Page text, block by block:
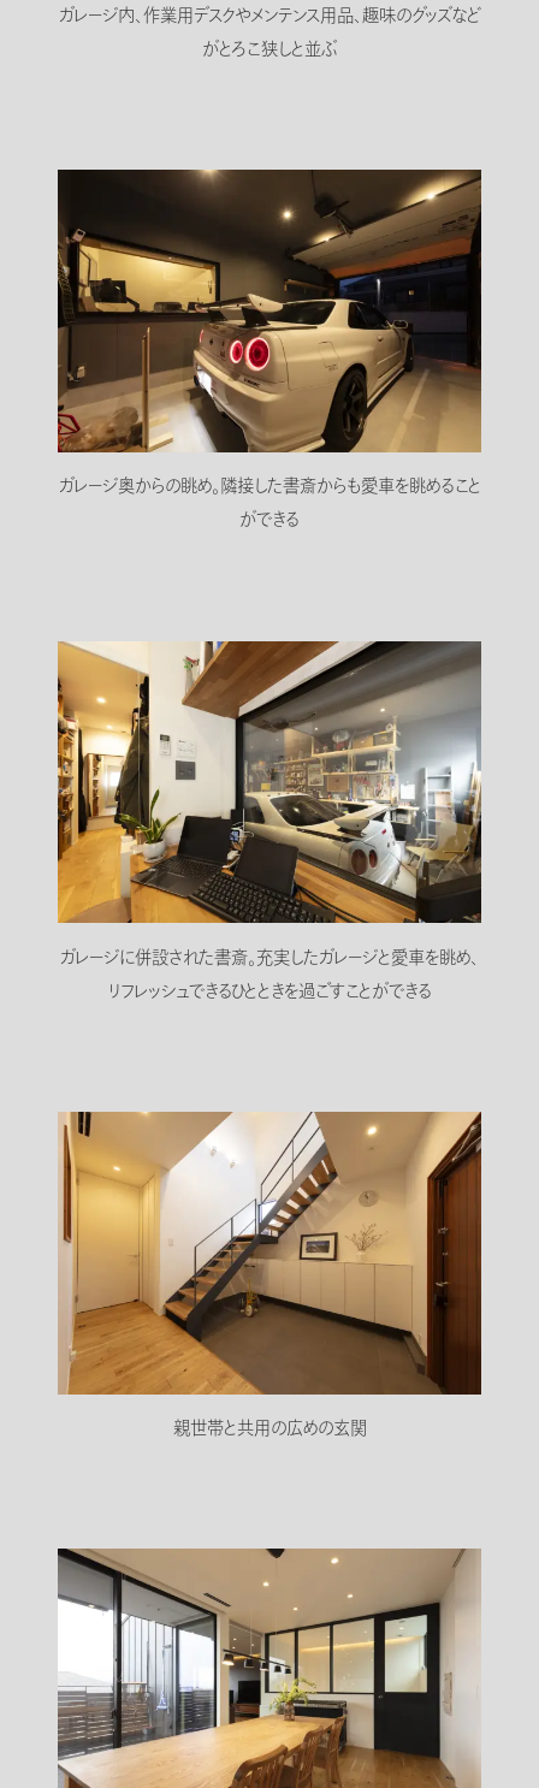
ガレージ内、作業用デスクやメンテンス用品、趣味のグッズなど
がとろこ狭しと並ぶ
ガレージ奥からの眺め。隣接した書斎からも愛車を眺めること
ができる
ガレージに併設された書斎。充実したガレージと愛車を眺め、
リフレッシュできるひとときを過ごすことができる
親世帯と共用の広めの玄関